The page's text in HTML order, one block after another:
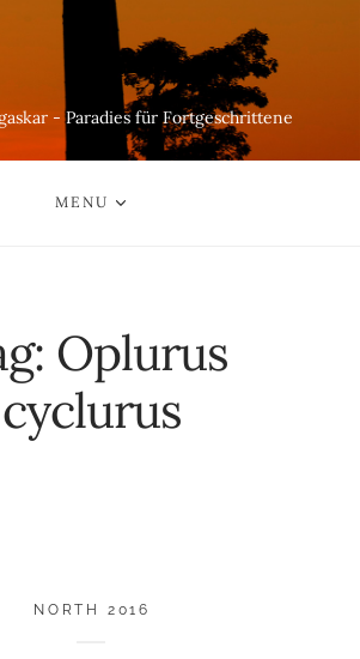
- Paradies für Fortgeschrittene
MENU
Oplurus
cyclurus
NORTH 2016